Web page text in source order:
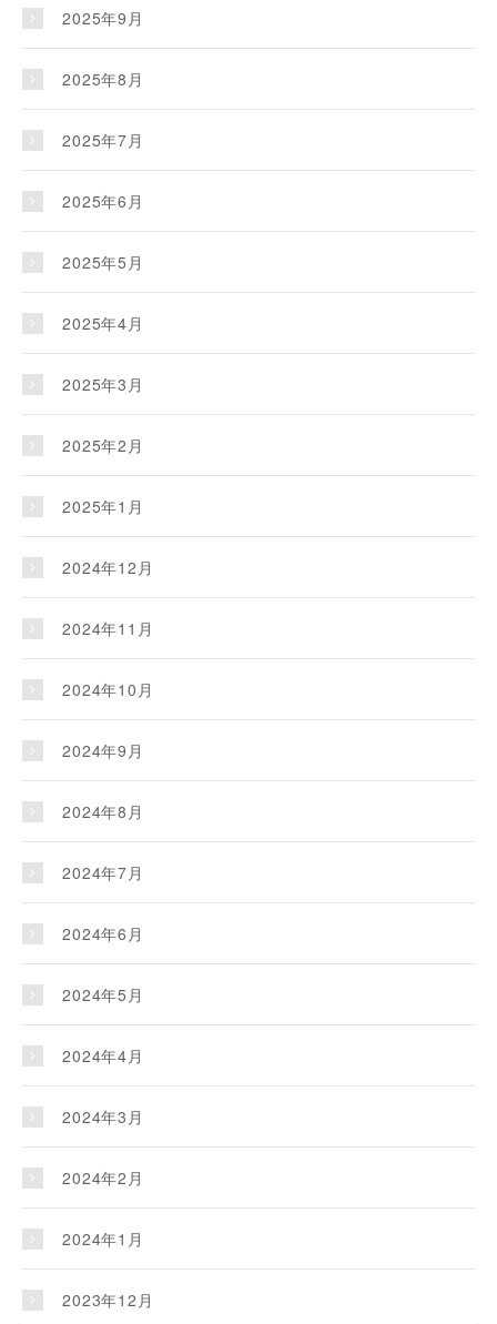
2025年9月
2025年8月
2025年7月
2025年6月
2025年5月
2025年4月
2025年3月
2025年2月
2025年1月
2024年12月
2024年11月
2024年10月
2024年9月
2024年8月
2024年7月
2024年6月
2024年5月
2024年4月
2024年3月
2024年2月
2024年1月
2023年12月